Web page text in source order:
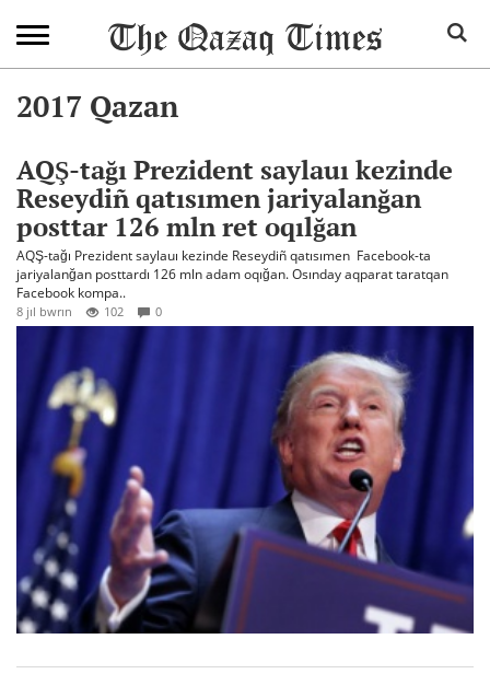
2017 Qazan
AQŞ-tağı Prezident saylauı kezinde
Reseydiñ qatısımen jariyalanğan
posttar 126 mln ret oqılğan
AQŞ-tağı Prezident saylauı kezinde Reseydiñ qatısımen Facebook-ta
jariyalanğan posttardı 126 mln adam oqığan. Osınday aqparat taratqan
Facebook kompa..
8 jıl bwrın 102 0